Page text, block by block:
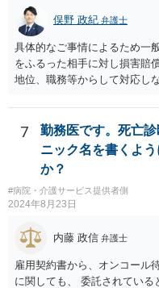
俣野 政紀 弁護士
具体的なご事情によるため一
をふるった相手に対し損害賠
地位、職務等からして対応し
7
勤務医です。死亡
ニック名を書くよ
か？
#病院・介護サービス提供者側
2024年8月23日
内藤 政信 弁護士
雇用契約書から、オンコール
に関しても、 委託されてい